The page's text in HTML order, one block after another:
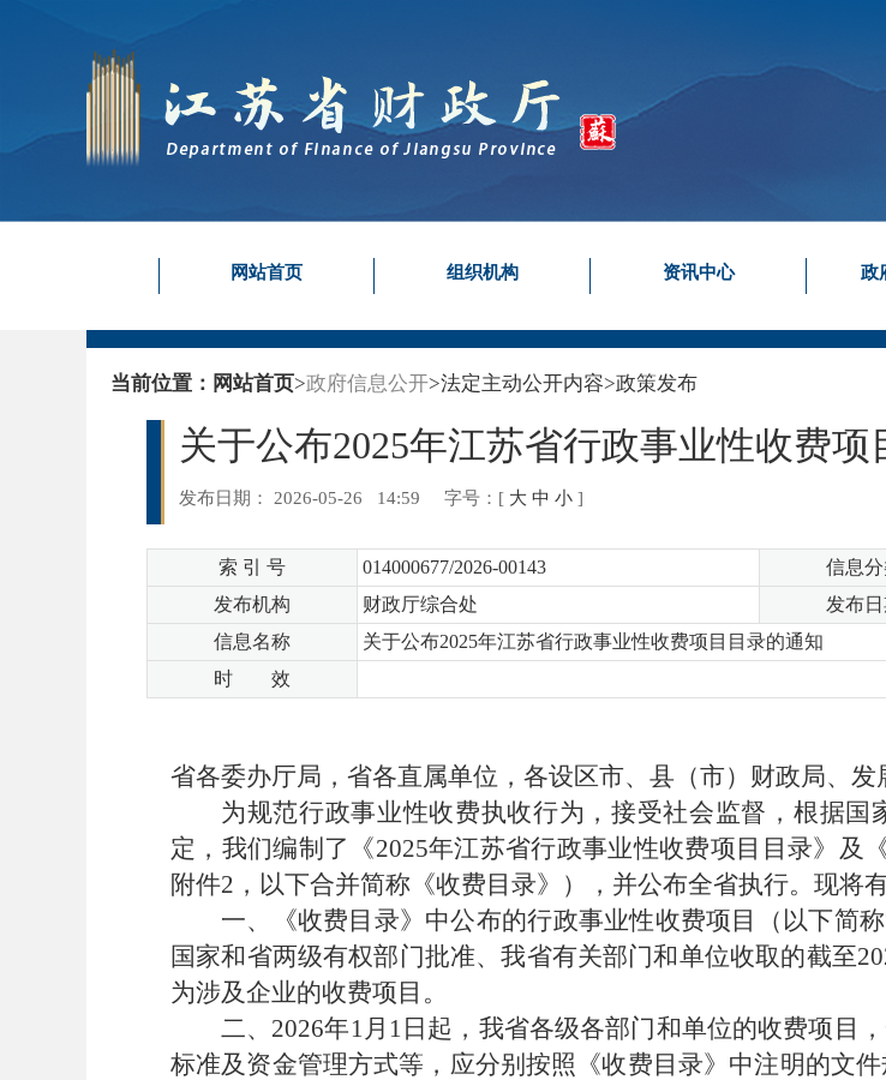
网站首页 组织机构 资讯中心 政
当前位置： 网站首页>政府信息公开>法定主动公开内容>政策发布
关于公布2025年江苏省行政事业性收费项
发布日期： 2026-05-26 14:59 字号： [ 大 中 小 ]
索 引 号 014000677/2026-00143 信息
发布机构
财政厅综合处 发布日
信息名称
关于公布2025年江苏省行政事业性收费项目目录的通知
时 效
省各委办厅局，省各直属单位，各设区市、县（市）财政局、发
为规范行政事业性收费执收行为，接受社会监督，根据
定，我们编制了《2025年江苏省行政事业性收费项目目录》及
附件2 ，以下合并简称《收费目录》），并公布全省执行。现将
一、《收费目录》中公布的行政事业性收费项目（以下简称
国家和省两级有权部门批准、我省有关部门和单位收取的截至
为涉及企业的收费项目。
二、 2026年1月 1 日起，我省各级各部门和单位的收费项目
标准及资金管理方式等，应分别按照《收费目录》中注明的文件